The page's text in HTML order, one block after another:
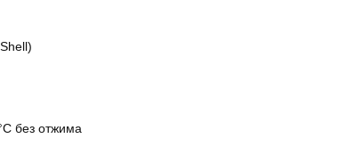
без отжима